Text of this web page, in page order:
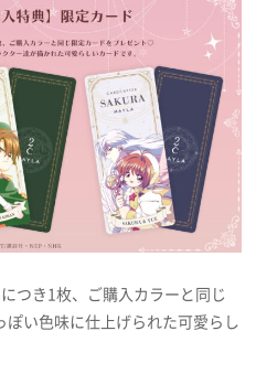
つき1枚、ご購入カラーと同じ
い色味に仕上げられた可愛らし